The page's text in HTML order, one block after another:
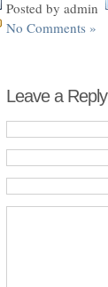
Posted by admin
No Comments »
Leave a Reply